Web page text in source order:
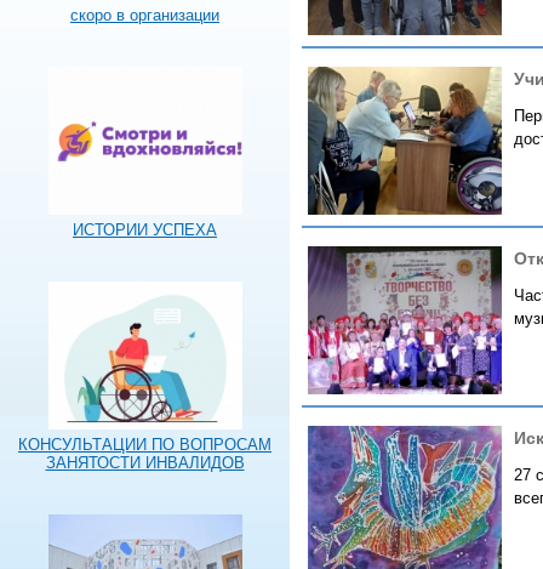
скоро в организации
ИСТОРИИ УСПЕХА
КОНСУЛЬТАЦИИ ПО ВОПРОСАМ
ЗАНЯТОСТИ ИНВАЛИДОВ
27